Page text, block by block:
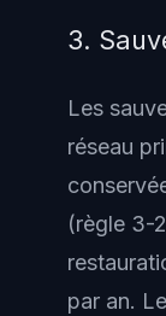
3.
Les
réseau
(règle 3-
par an.